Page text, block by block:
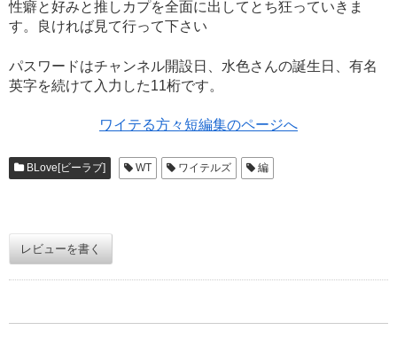
性癖と好みと推しカプを全面に出してとち狂っていきま
す。良ければ見て行って下さい
パスワードはチャンネル開設日、水色さんの誕生日、有名
英字を続けて入力した11桁です。
ワイテる方々短編集のページへ
BLove[ビーラブ] WT ワイテルズ 編
レビューを書く